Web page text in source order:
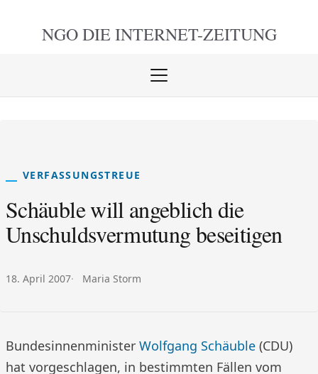
NGO DIE INTERNET-ZEITUNG
Menü
VERFASSUNGSTREUE
Schäuble will angeblich die
Unschuldsvermutung beseitigen
Veröffentlicht am:
18. April 2007 Autor:
Maria Storm
Bundesinnenminister Wolfgang Schäuble (CDU)
hat vorgeschlagen, in bestimmten Fällen vom